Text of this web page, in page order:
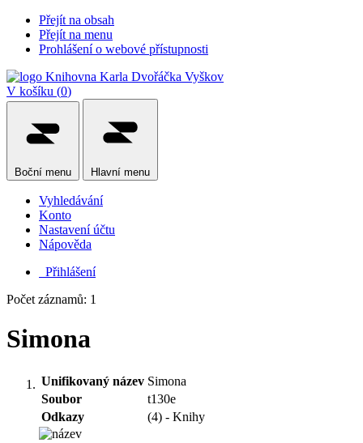
Přejít na obsah
Přejít na menu
Prohlášení o webové přístupnosti
V košíku (0)
Boční menu Hlavní menu
Vyhledávání
Konto
Nastavení účtu
Nápověda
Přihlášení
Počet záznamů: 1
Simona
Unifikovaný název Simona
Soubor
t130e
Odkazy
(4) - Knihy